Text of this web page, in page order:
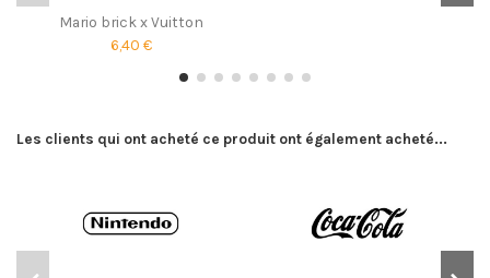
Mario brick x Vuitton
6,40 €
Les clients qui ont acheté ce produit ont également acheté...